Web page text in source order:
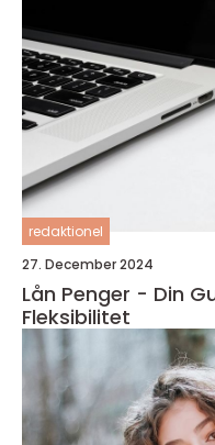
redaktionel
27. December 2024
Lån Penger - Din
Fleksibilitet